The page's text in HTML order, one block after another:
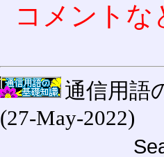
コメントな
通信用語
(27-May-2022)